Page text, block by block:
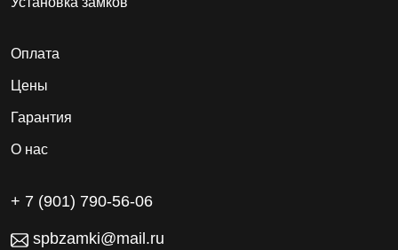
Оплата
Цены
Гарантия
О нас
+ 7 (901) 790-56-06
spbzamki@mail.ru